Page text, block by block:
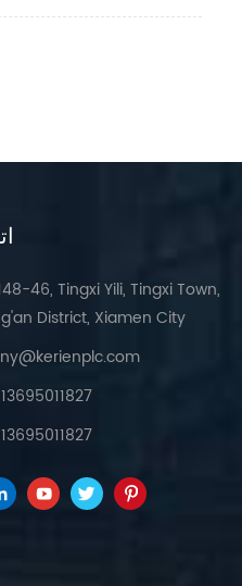
46, Tingxi Yili, Tingxi Town,
District, Xiamen City